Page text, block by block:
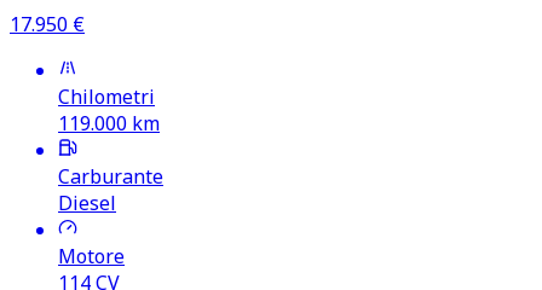
17.950 €
Chilometri
119.000 km
Carburante
Diesel
Motore
114CV